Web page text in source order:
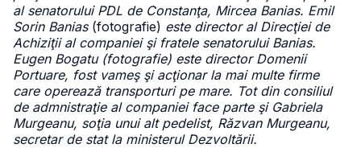
al senatorului PDL de Constanţa, Mircea Banias. Emil
Sorin Banias(fotografie) este director al Direcţiei de
Achiziţii al companiei şi fratele senatorului Banias.
Eugen Bogatu (fotografie) este director Domenii
Portuare, fost vameş şi acţionar la mai multe firme
care operează transporturi pe mare. Tot din consiliul
de admnistraţie al companiei face parte şi Gabriela
Murgeanu, soţia unui alt pedelist, Răzvan Murgeanu,
secretar de stat la ministerul Dezvoltării.